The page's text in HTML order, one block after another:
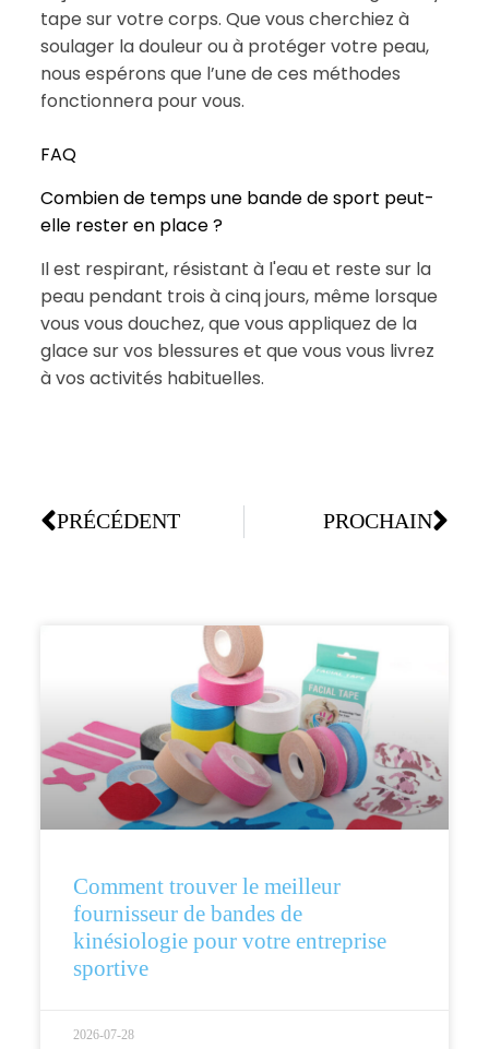
tape sur votre corps. Que vous cherchiez à
soulager la douleur ou à protéger votre peau,
nous espérons que l’une de ces méthodes
fonctionnera pour vous.
FAQ
Combien de temps une bande de sport peut-
elle rester en place ?
Il est respirant, résistant à l'eau et reste sur la
peau pendant trois à cinq jours, même lorsque
vous vous douchez, que vous appliquez de la
glace sur vos blessures et que vous vous livrez
à vos activités habituelles.
PRÉCÉDENT PROCHAIN
Comment trouver le meilleur
fournisseur de bandes de
kinésiologie pour votre entreprise
sportive
2026-07-28